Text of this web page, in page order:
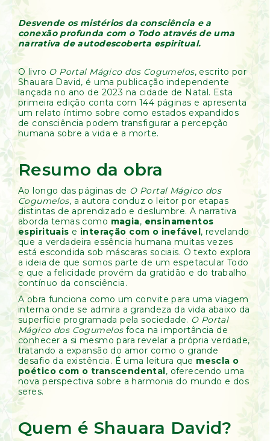
Desvende os mistérios da consciência e a
conexão profunda com o Todo através de uma
narrativa de autodescoberta espiritual.
O livro O Portal Mágico dos Cogumelos, escrito por
Shauara David, é uma publicação independente
lançada no ano de 2023 na cidade de Natal. Esta
primeira edição conta com 144 páginas e apresenta
um relato íntimo sobre como estados expandidos
de consciência podem transfigurar a percepção
humana sobre a vida e a morte.
Resumo da obra
Ao longo das páginas de O Portal Mágico dos
Cogumelos, a autora conduz o leitor por etapas
distintas de aprendizado e deslumbre. A narrativa
aborda temas como magia, ensinamentos
espirituais e interação com o inefável, revelando
que a verdadeira essência humana muitas vezes
está escondida sob máscaras sociais. O texto explora
a ideia de que somos parte de um espetacular Todo
e que a felicidade provém da gratidão e do trabalho
contínuo da consciência.
A obra funciona como um convite para uma viagem
interna onde se admira a grandeza da vida abaixo da
superfície programada pela sociedade. O Portal
Mágico dos Cogumelos foca na importância de
conhecer a si mesmo para revelar a própria verdade,
tratando a expansão do amor como o grande
desafio da existência. É uma leitura que mescla o
poético com o transcendental, oferecendo uma
nova perspectiva sobre a harmonia do mundo e dos
seres.
Quem é Shauara David?